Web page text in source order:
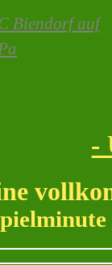
Biendorf auf
-